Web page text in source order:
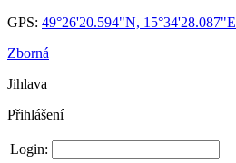
GPS: 49°26'20.594"N, 15°34'28.087"E
Zborná
Jihlava
Přihlášení
Login: